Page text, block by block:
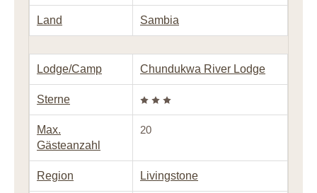
Land Sambia
Lodge/Camp Chundukwa River Lodge
Sterne
Max.
Gästeanzahl
20
Region Livingstone